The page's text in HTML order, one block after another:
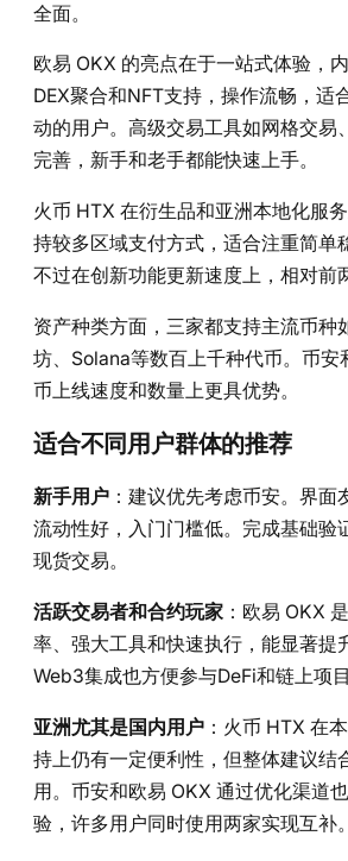
全面。
欧易 OKX 的亮点在于一站式体验，
DEX聚合和NFT支持，操作流畅，适
动的用户。高级交易工具如网格交易
完善，新手和老手都能快速上手。
火币 HTX 在衍生品和亚洲本地化服
持较多区域支付方式，适合注重简单
不过在创新功能更新速度上，相对前
资产种类方面，三家都支持主流币种
坊、Solana等数百上千种代币。币安
币上线速度和数量上更具优势。
适合不同用户群体的推荐
新手用户 ：建议优先考虑币安。界面
流动性好，入门门槛低。完成基础验
现货交易。
活跃交易者和合约玩家 ：欧易 OKX
率、强大工具和快速执行，能显著提
Web3集成也方便参与DeFi和链上项目
亚洲尤其是国内用户 ：火币 HTX 在
持上仍有一定便利性，但整体建议结
用。币安和欧易 OKX 通过优化渠道
验，许多用户同时使用两家实现互补。